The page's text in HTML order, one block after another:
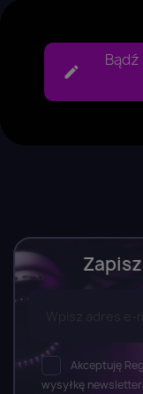
Akceptuję
wysyłkę